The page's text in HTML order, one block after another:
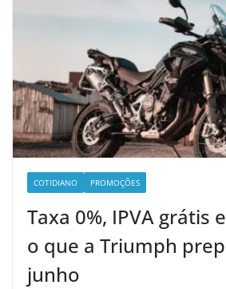
COTIDIANO PROMOÇÕES
Taxa 0%, IPVA grátis
o que a Triumph
junho